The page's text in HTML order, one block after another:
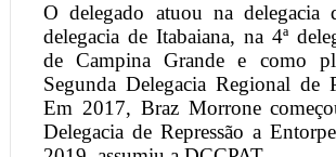
O delegado atuou na delegacia
delegacia de Itabaiana, na 4ª
de Campina Grande e como
Segunda Delegacia Regional de
Em 2017, Braz Morrone
Delegacia de Repressão a